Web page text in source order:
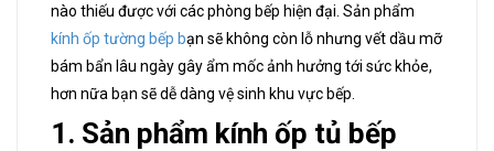
nào thiếu được với các phòng bếp hiện đại. Sản phẩm
kính ốp tường bếp bạn sẽ không còn lỗ nhưng vết dầu mỡ
bám bẩn lâu ngày gây ẩm mốc ảnh hưởng tới sức khỏe,
hơn nữa bạn sẽ dễ dàng vệ sinh khu vực bếp.
1. Sản phẩm kính ốp tủ bếp